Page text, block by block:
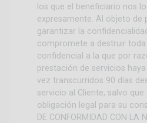
los que el beneficiario nos
expresamente. Al objeto de
garantizar la
compromete a destruir
confidencial a la que por
prestación de servicios
vez transcurridos 90 días
servicio al Cliente, salvo que
obligación legal para su
DE CONFORMIDAD CON LA